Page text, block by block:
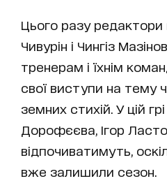
Цього разу редактори
Чивурін і Чингіз
тренерам і їхнім
свої виступи на тему
земних стихій. У цій
Дорофєєва, Ігор
відпочиватимуть,
вже залишили сезон.